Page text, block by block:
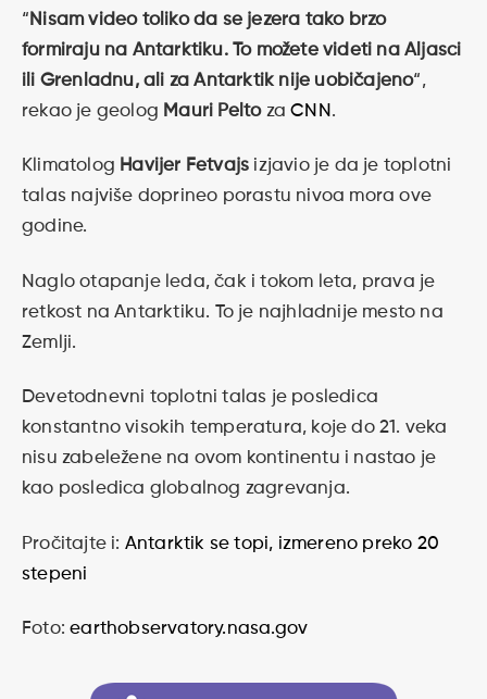
“ Nisam video toliko da se jezera tako brzo
formiraju na Antarktiku. To možete videti na Aljasci
ili Grenladnu, ali za Antarktik nije uobičajeno“,
rekao je geolog Mauri PeltozaCNN .
Klimatolog Havijer Fetvajs izjavio je da je toplotni
talas najviše doprineo porastu nivoa mora ove
godine.
Naglo otapanje leda, čak i tokom leta, prava je
retkost na Antarktiku. To je najhladnije mesto na
Zemlji.
Devetodnevni toplotni talas je posledica
konstantno visokih temperatura, koje do 21. veka
nisu zabeležene na ovom kontinentu i nastao je
kao posledica globalnog zagrevanja.
Pročitajte i: Antarktik se topi, izmereno preko 20
stepeni
Foto:earthobservatory.nasa.gov